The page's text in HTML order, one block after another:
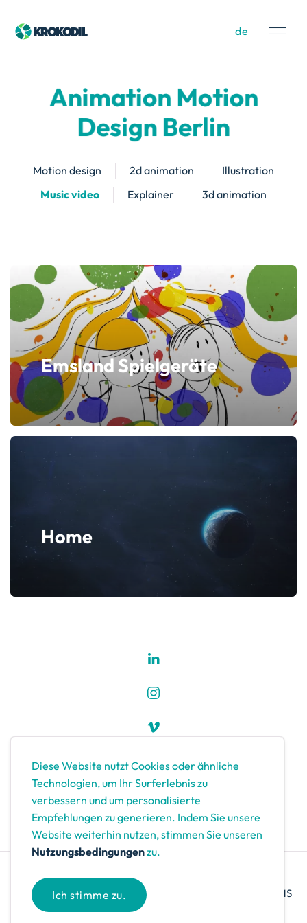
de
Animation Motion
Design Berlin
Motion design 2d animation
Illustration
Music video
Explainer 3d animation
Emsland Spielgeräte
Home
© 2026 / Studio Krokodil. Gebaut mit
Zero One CMS
Theme.
Diese Website nutzt Cookies oder ähnliche
Technologien, um Ihr Surferlebnis zu
verbessern und um personalisierte
Empfehlungen zu generieren. Indem Sie unsere
Website weiterhin nutzen, stimmen Sie unseren
Nutzungsbedingungenzu.
Ich stimme zu.